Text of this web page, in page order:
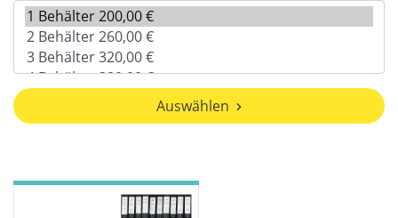
Auswählen